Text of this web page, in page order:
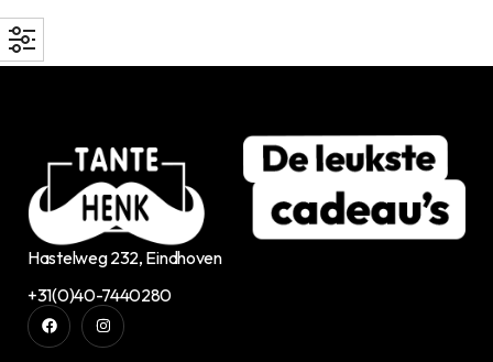
Hastelweg 232, Eindhoven
+31(0)40-7440280